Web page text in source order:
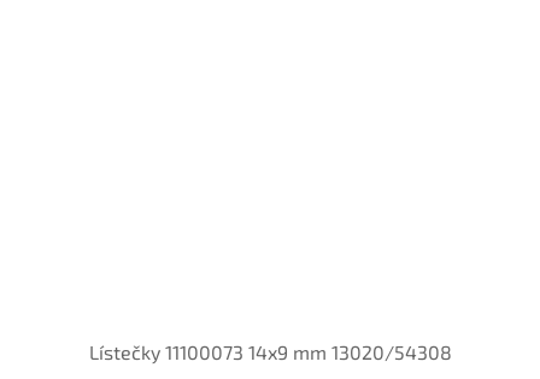
Lístečky 11100073 14x9 mm 13020/54308